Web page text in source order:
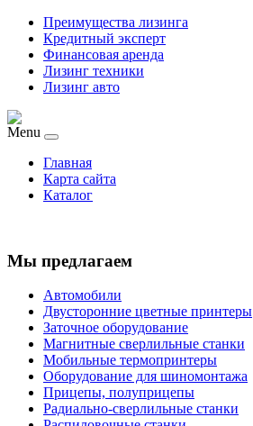
Преимущества лизинга
Кредитный эксперт
Финансовая аренда
Лизинг техники
Лизинг авто
Menu
Главная
Карта сайта
Каталог
Мы предлагаем
Автомобили
Двусторонние цветные принтеры
Заточное оборудование
Магнитные сверлильные станки
Мобильные термопринтеры
Оборудование для шиномонтажа
Прицепы, полуприцепы
Радиально-сверлильные станки